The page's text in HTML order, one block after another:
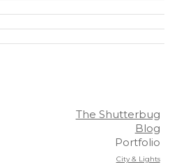
The Shutterbug
Blog
Portfolio
City & Lights